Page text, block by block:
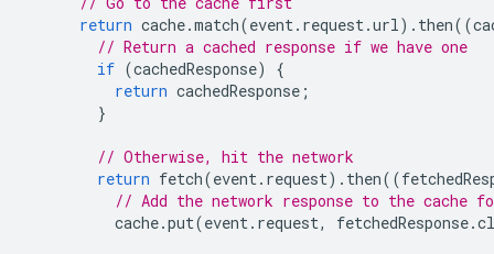
return cache.match(event . request .url ). then((
// Return a cached response if we have one
if (cachedResponse)
{
return cachedResponse ;
}
// Otherwise, hit the network
return fetch(event . request). then((
// Add the network response to the
cache.put(event . request, fetchedResponse.